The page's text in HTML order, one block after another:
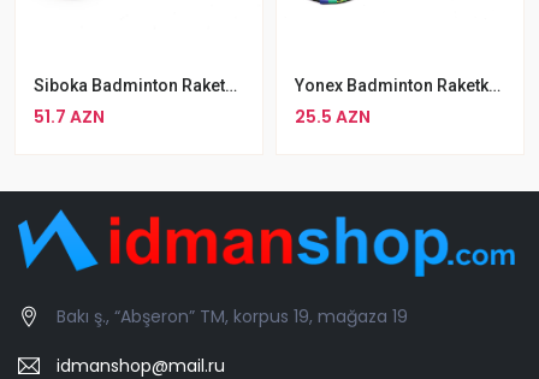
Siboka Badminton Raketkası Dəsti
51.7 AZN
Yonex Badminton Raketkası
25.5 AZN
Bakı ş., “Abşeron” TM, korpus 19, mağaza 19
idmanshop@mail.ru